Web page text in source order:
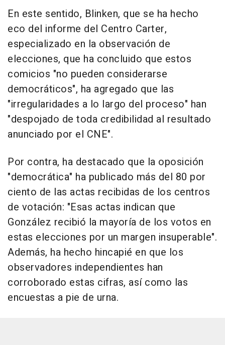
En este sentido, Blinken, que se ha hecho
eco del informe del Centro Carter,
especializado en la observación de
elecciones, que ha concluido que estos
comicios "no pueden considerarse
democráticos", ha agregado que las
"irregularidades a lo largo del proceso" han
"despojado de toda credibilidad al resultado
anunciado por el CNE".
Por contra, ha destacado que la oposición
"democrática" ha publicado más del 80 por
ciento de las actas recibidas de los centros
de votación: "Esas actas indican que
González recibió la mayoría de los votos en
estas elecciones por un margen insuperable".
Además, ha hecho hincapié en que los
observadores independientes han
corroborado estas cifras, así como las
encuestas a pie de urna.